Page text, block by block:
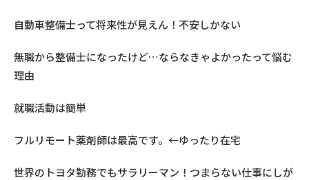
自動車整備士って将来性が見えん！不安しかない
無職から整備士になったけど…ならなきゃよかったって悩む
理由
就職活動は簡単
フルリモート薬剤師は最高です。←ゆったり在宅
世界のトヨタ勤務でもサラリーマン！つまらない仕事にしが